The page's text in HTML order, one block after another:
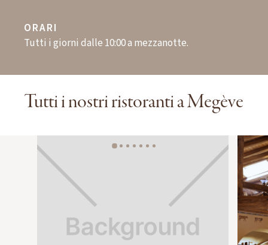
ORARI
Tutti i giorni dalle 10:00 a mezzanotte.
Tutti i nostri ristoranti a Megève